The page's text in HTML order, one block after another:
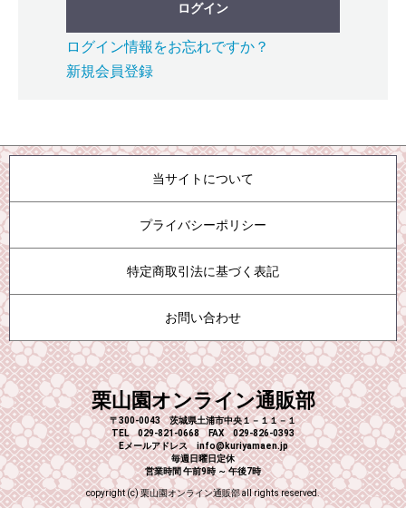
ログイン
ログイン情報をお忘れですか？
新規会員登録
当サイトについて
プライバシーポリシー
特定商取引法に基づく表記
お問い合わせ
栗山園オンライン通販部
〒300-0043 茨城県土浦市中央１－１１－１
TEL 029-821-0668 FAX 029-826-0393
Eメールアドレス info@kuriyamaen.jp
毎週日曜日定休
営業時間 午前9時 ～ 午後7時
copyright (c) 栗山園オンライン通販部 all rights reserved.